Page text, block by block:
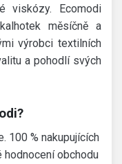
viskózy. Ecomodi
měsíčně a
výrobci textilních
a pohodlí svých
100 % nakupujících
hodnocení obchodu